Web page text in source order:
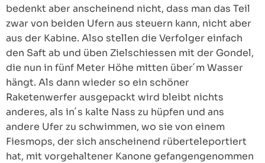
bedenkt aber anscheinend nicht, dass man das Teil
zwar von beiden Ufern aus steuern kann, nicht aber
aus der Kabine. Also stellen die Verfolger einfach
den Saft ab und üben Zielschiessen mit der Gondel,
die nun in fünf Meter Höhe mitten über´m Wasser
hängt. Als dann wieder so ein schöner
Raketenwerfer ausgepackt wird bleibt nichts
anderes, als in´s kalte Nass zu hüpfen und ans
andere Ufer zu schwimmen, wo sie von einem
Fiesmops, der sich anscheinend rüberteleportiert
hat, mit vorgehaltener Kanone gefangengenommen